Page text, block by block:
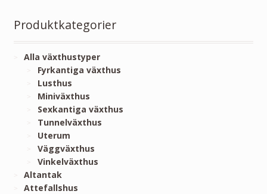
Produktkategorier
Alla växthustyper
Fyrkantiga växthus
Lusthus
Miniväxthus
Sexkantiga växthus
Tunnelväxthus
Uterum
Väggväxthus
Vinkelväxthus
Altantak
Attefallshus